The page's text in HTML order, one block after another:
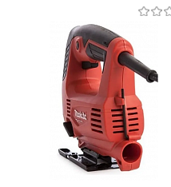
В корзину
К сравнению
В избранное
В наличии